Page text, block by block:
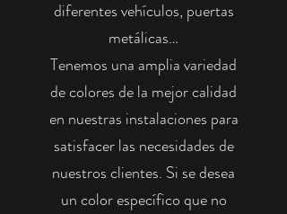
diferentes vehículos, puertas
metálicas…
Tenemos una amplia variedad
de colores de la mejor calidad
en nuestras instalaciones para
satisfacer las necesidades de
nuestros clientes. Si se desea
un color específico que no